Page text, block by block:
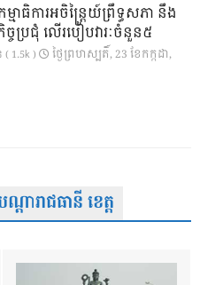
ាធិការអចិន្ត្រៃយ៍ព្រឹទ្ធសភា នឹង
ចប្រជុំ លើរបៀបវារៈចំនួន៥
( 1.5k )
ថ្ងៃ​ព្រហស្បតិ៍, 23 ខែ​កក្កដា,
រាជធានី ខេត្ត